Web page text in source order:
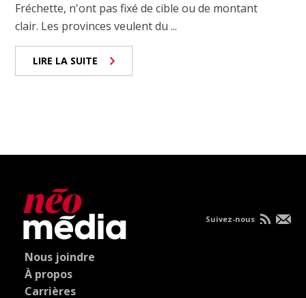
Fréchette, n'ont pas fixé de cible ou de montant
clair. Les provinces veulent du ...
LIRE LA SUITE
Nous joindre
À propos
Carrières
Suivez-nous